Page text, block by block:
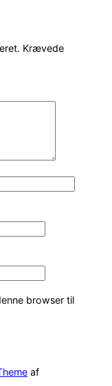
Krævede
browser til
af